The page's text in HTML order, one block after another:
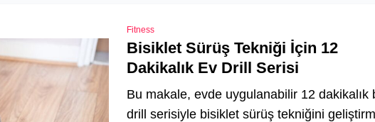
Fitness
Bisiklet Sürüş Tekniği İçin 12
Dakikalık Ev Drill Serisi
Bu makale, evde uygulanabilir 12 dakikalık
drill serisiyle bisiklet sürüş tekniğini